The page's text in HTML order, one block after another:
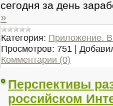
сегодня за день
»
Категория: Приложение.
Просмотров: 751 |
Комментарии (0)
Перспективы
российском